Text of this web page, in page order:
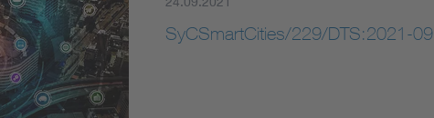
SyCSmartCities/229/DTS:2021-09